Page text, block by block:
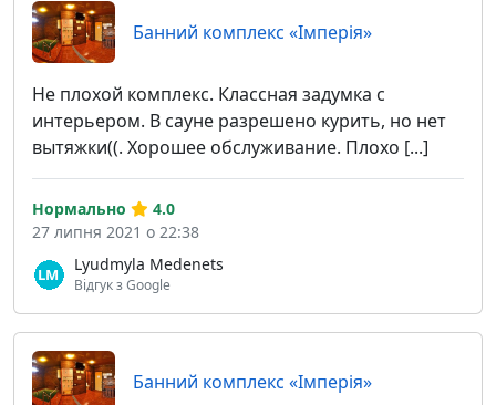
Банний комплекс «Імперія»
Не плохой комплекс. Классная задумка с
интерьером. В сауне разрешено курить, но нет
вытяжки((. Хорошее обслуживание. Плохо [...]
Lyudmyla Medenets
Відгук з Google
Нормально
4.0
27 липня 2021 о 22:38
Банний комплекс «Імперія»